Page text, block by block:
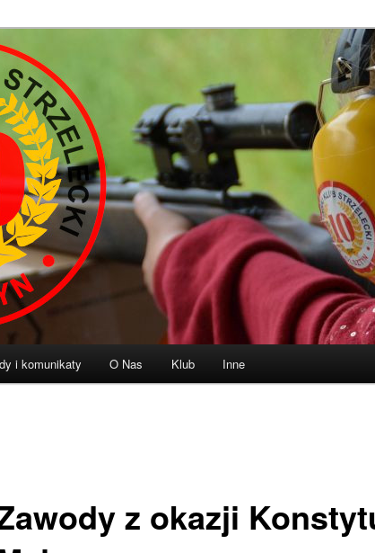
Klub Strzelecki „10”
i komunikaty O Nas Klub Inne
z okazji